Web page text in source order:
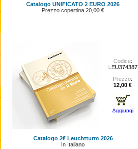
Catalogo UNIFICATO 2 EURO 2026
Prezzo copertina 20,00 €
Codice:
LEU374387
Prezzo:
12,00 €
Aggiungi
Catalogo 2€ Leuchtturm 2026
In Italiano